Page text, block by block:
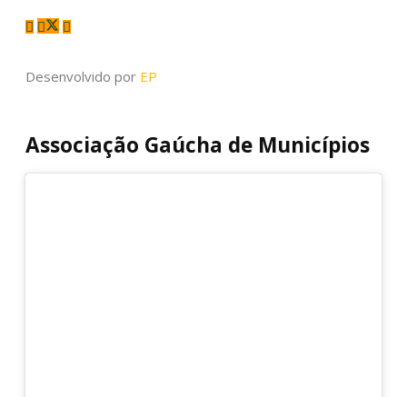
Desenvolvido por EP
Associação Gaúcha de Municípios